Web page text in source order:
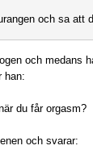
och sa att
och medans
han:
du får orgasm?
och svarar: